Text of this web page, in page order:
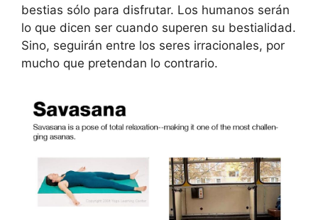
bestias sólo para disfrutar. Los humanos serán
lo que dicen ser cuando superen su bestialidad.
Sino, seguirán entre los seres irracionales, por
mucho que pretendan lo contrario.